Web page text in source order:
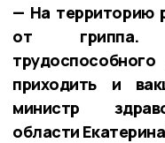
— На территорию
от гриппа.
приходить и
министр
области